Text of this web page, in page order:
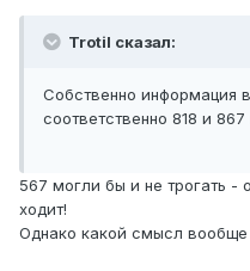
Trotil сказал:
Собственно информация
соответственно 818 и
567 могли бы и не трогать -
ходит!
Однако какой смысл вообще